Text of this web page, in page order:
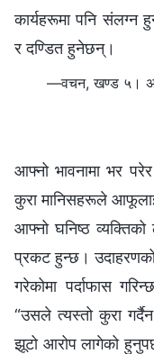
कार्यहरूमा पनि संलग्न
र दण्डित हुनेछन्।
—वचन, खण्ड ५।
आफ्नो भावनामा भर
कुरा मानिसहरूले आफूलाई
आफ्नो घनिष्ठ व्यक्तिको
प्रकट हुन्छ। उदाहरणको
गरेकोमा पर्दाफास
“उसले त्यस्तो कुरा
झूटो आरोप लागेको